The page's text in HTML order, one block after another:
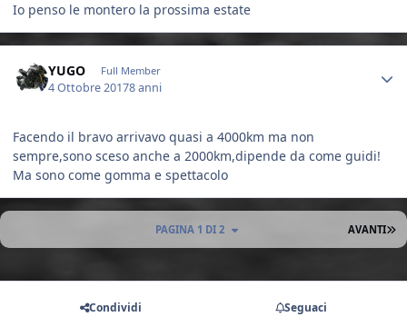
Io penso le montero la prossima estate
YUGO Full Member
4 Ottobre 20178 anni
Facendo il bravo arrivavo quasi a 4000km ma non
sempre,sono sceso anche a 2000km,dipende da come guidi!
Ma sono come gomma e spettacolo
AVANTI
PAGINA 1 DI 2
Condividi Seguaci